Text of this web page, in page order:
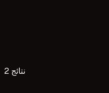
2 نتائج